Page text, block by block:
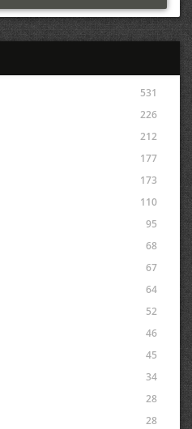
531
226
212
177
173
110
95
68
67
64
52
46
45
34
28
28